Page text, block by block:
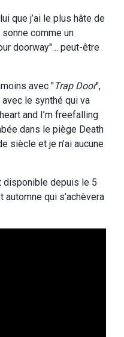
que j’ai le plus hâte de
comme un
doorway"… peut-être
avec "Trap Door",
le synthé qui va
and I’m freefalling
dans le piège Death
siècle et je n’ai aucune
depuis le 5
automne qui s’achèvera